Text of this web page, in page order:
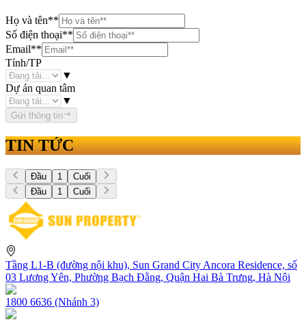
Họ và tên**
Số điện thoại**
Email**
Tỉnh/TP
▼
Dự án quan tâm
▼
Gửi thông tin
TIN TỨC
Đầu 1
Cuối
Đầu
1 Cuối
Tầng L1-B (đường nội khu), Sun Grand City Ancora Residence, số
03 Lương Yên, Phường Bạch Đằng, Quận Hai Bà Trưng, Hà Nội
1800 6636 (Nhánh 3)